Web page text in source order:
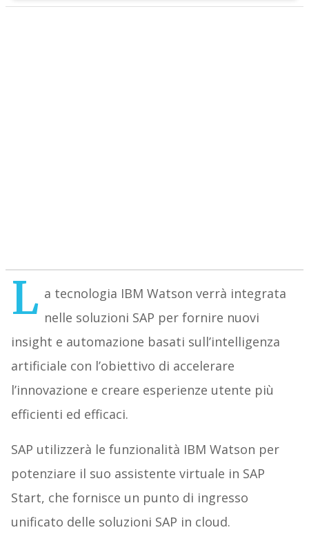
L a tecnologia IBM Watson verrà integrata
nelle soluzioni SAP per fornire nuovi
insight e automazione basati sull’intelligenza
artificiale con l’obiettivo di accelerare
l’innovazione e creare esperienze utente più
efficienti ed efficaci.
SAP utilizzerà le funzionalità IBM Watson per
potenziare il suo assistente virtuale in SAP
Start, che fornisce un punto di ingresso
unificato delle soluzioni SAP in cloud.